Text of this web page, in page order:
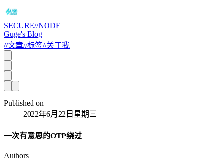
SECURE//NODE
Guge's Blog
//文章//标签//关于我
Published on
2022年6月22日星期三
一次有意思的OTP绕过
Authors